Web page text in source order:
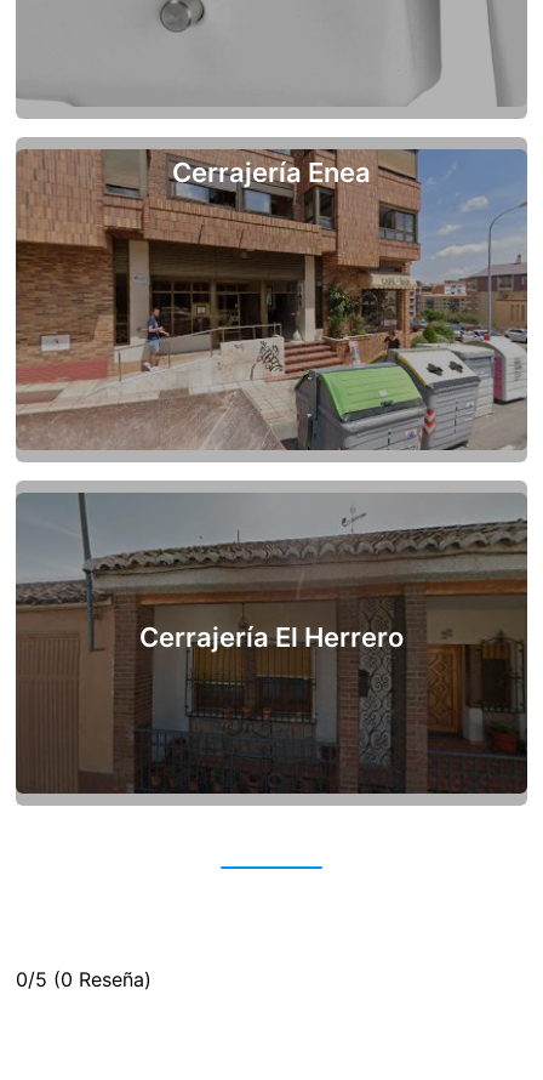
Cerrajería Enea
Cerrajería El Herrero
0/5 (0 Reseña)